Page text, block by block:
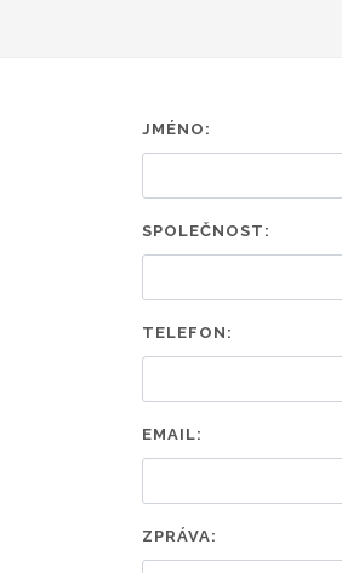
JMÉNO:
SPOLEČNOST:
TELEFON:
EMAIL:
ZPRÁVA: